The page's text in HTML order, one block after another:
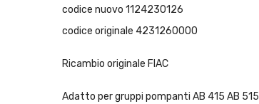
codice nuovo 1124230126
codice originale 4231260000
Ricambio originale FIAC
Adatto per gruppi pompanti AB 415 AB 515